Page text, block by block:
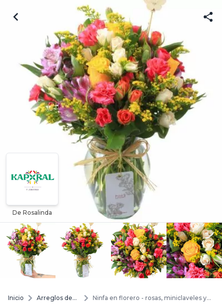
De Rosalinda
Inicio
Arreglos de
Ninfa en florero - rosas, miniclaveles y